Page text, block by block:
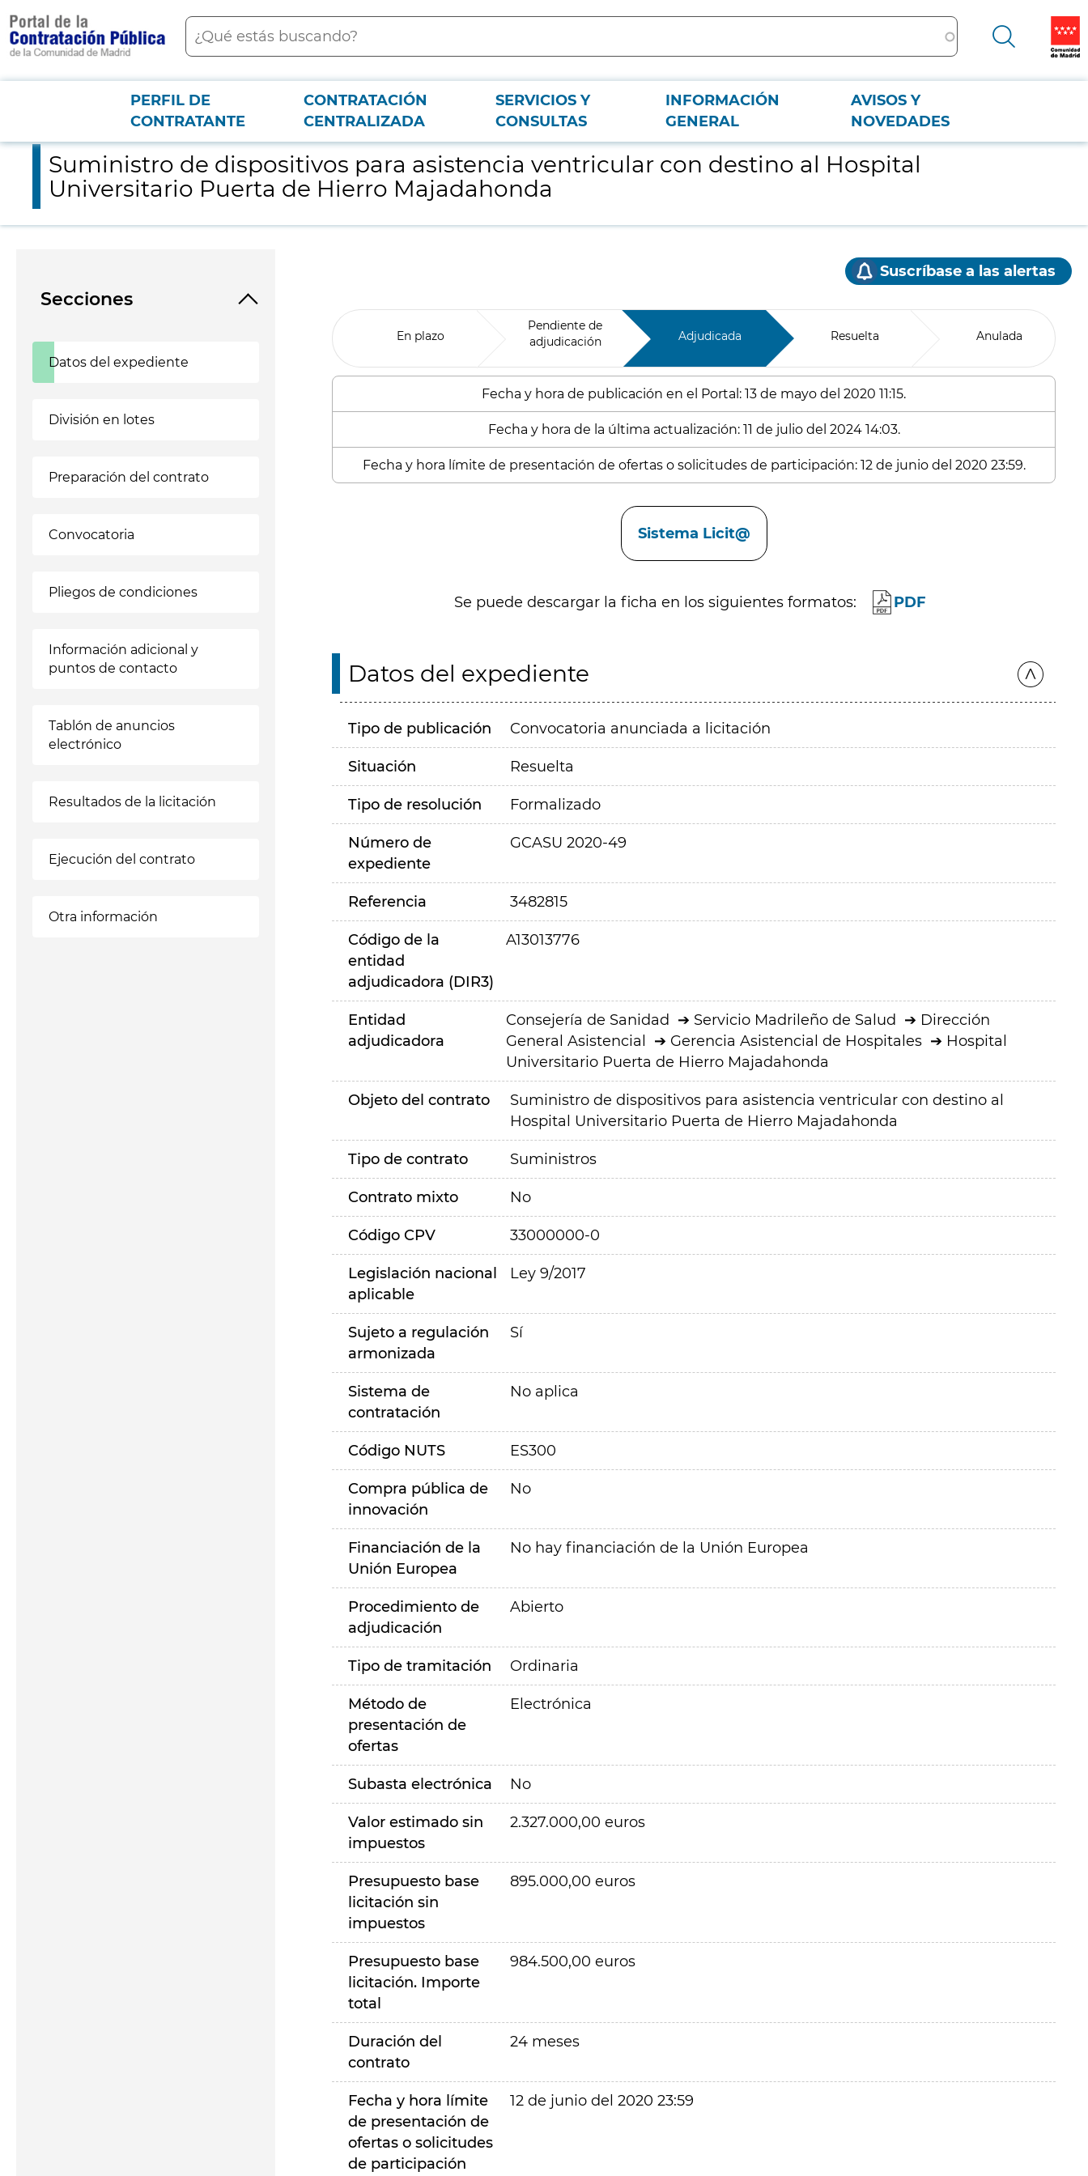
contenido
principal
Buscar
Menú PCON
PERFIL DE
CONTRATANTE
CONTRATACIÓN
CENTRALIZADA
SERVICIOS Y
CONSULTAS
INFORMACIÓN
GENERAL
AVISOS Y
NOVEDADES
Suministro de dispositivos para asistencia ventricular con destino al Hospital Universitario Puerta de Hierro Majadahonda
Suministro de dispositivos para asistencia ventricular con destino al Hospital
Universitario Puerta de Hierro Majadahonda
Secciones
Datos del expediente
División en lotes
Preparación del contrato
Convocatoria
Pliegos de condiciones
Información adicional y
puntos de contacto
Tablón de anuncios
electrónico
Resultados de la licitación
Ejecución del contrato
Otra información
Suscríbase a las alertas
En plazo
Pendiente de
adjudicación
Adjudicada Resuelta Anulada
Fecha y hora de publicación en el Portal: 13 de mayo del 2020 11:15.
Fecha y hora de la última actualización: 11 de julio del 2024 14:03.
Fecha y hora límite de presentación de ofertas o solicitudes de participación: 12 de junio del 2020 23:59.
Sistema Licit@
Se puede descargar la ficha en los siguientes formatos: PDF
Datos del expediente
Tipo de publicación Convocatoria anunciada a licitación
Situación Resuelta
Tipo de resolución Formalizado
Número de
expediente
GCASU 2020-49
Referencia 3482815
Código de la
entidad
adjudicadora (DIR3)
A13013776
Entidad
adjudicadora
Consejería de Sanidad Servicio Madrileño de Salud
Dirección
General Asistencial
Gerencia Asistencial de Hospitales
Hospital
Universitario Puerta de Hierro Majadahonda
Objeto del contrato
Suministro de dispositivos para asistencia ventricular con destino al
Hospital Universitario Puerta de Hierro Majadahonda
Tipo de contrato Suministros
Contrato mixto No
Código CPV 33000000-0
Legislación nacional
aplicable
Ley 9/2017
Sujeto a regulación
armonizada
Sí
Sistema de
contratación
No aplica
Código NUTS ES300
Compra pública de
innovación
No
Financiación de la
Unión Europea
No hay financiación de la Unión Europea
Procedimiento de
adjudicación
Abierto
Tipo de tramitación Ordinaria
Método de
presentación de
ofertas
Electrónica
Subasta electrónica No
Valor estimado sin
impuestos
2.327.000,00 euros
Presupuesto base
licitación sin
impuestos
895.000,00 euros
Presupuesto base
licitación. Importe
total
984.500,00 euros
Duración del
contrato
24 meses
Fecha y hora límite
de presentación de
ofertas o solicitudes
de participación
12 de junio del 2020 23:59